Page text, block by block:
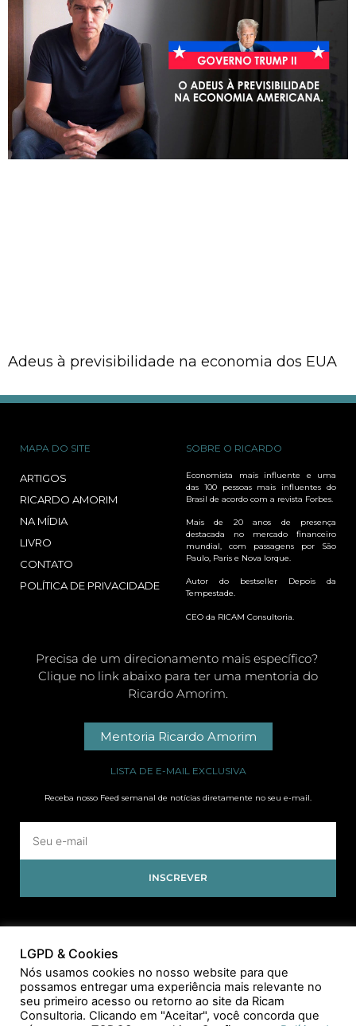
Adeus à previsibilidade na economia dos EUA
MAPA DO SITE
ARTIGOS
RICARDO AMORIM
NA MÍDIA
LIVRO
CONTATO
POLÍTICA DE PRIVACIDADE
SOBRE O RICARDO
Economista mais influente e uma
das 100 pessoas mais influentes do
Brasil de acordo com a revista Forbes.
Mais de 20 anos de presença
destacada no mercado financeiro
mundial, com passagens por São
Paulo, Paris e Nova Iorque.
Autor do bestseller Depois da
Tempestade.
CEO da RICAM Consultoria.
Precisa de um direcionamento mais específico?
Clique no link abaixo para ter uma mentoria do
Ricardo Amorim.
Mentoria Ricardo Amorim
LISTA DE E-MAIL EXCLUSIVA
Receba nosso Feed semanal de notícias diretamente no seu e-mail.
INSCREVER
LGPD & Cookies
Nós usamos cookies no nosso website para que
possamos entregar uma experiência mais relevante no
seu primeiro acesso ou retorno ao site da Ricam
Consultoria. Clicando em "Aceitar", você concorda que